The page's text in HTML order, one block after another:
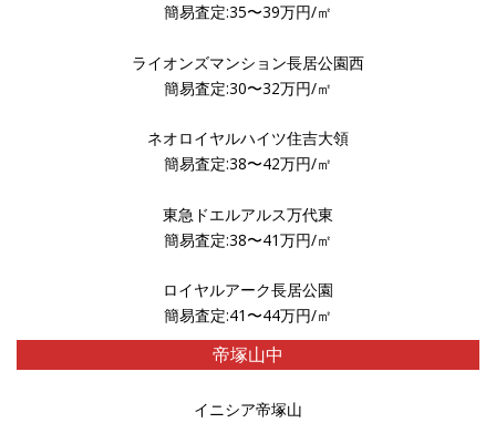
簡易査定:35〜39万円/㎡
ライオンズマンション長居公園西
簡易査定:30〜32万円/㎡
ネオロイヤルハイツ住吉大領
簡易査定:38〜42万円/㎡
東急ドエルアルス万代東
簡易査定:38〜41万円/㎡
ロイヤルアーク長居公園
簡易査定:41〜44万円/㎡
帝塚山中
イニシア帝塚山